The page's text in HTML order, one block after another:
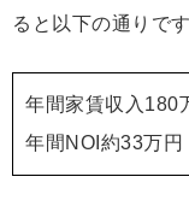
ると以下の通りです
年間家賃収入180
年間NOI約33万円